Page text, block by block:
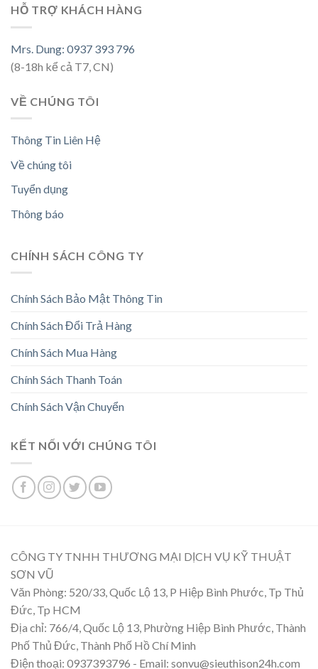
HỖ TRỢ KHÁCH HÀNG
Mrs. Dung: 0937 393 796
(8-18h kể cả T7, CN)
VỀ CHÚNG TÔI
Thông Tin Liên Hệ
Về chúng tôi
Tuyển dụng
Thông báo
CHÍNH SÁCH CÔNG TY
Chính Sách Bảo Mật Thông Tin
Chính Sách Đổi Trả Hàng
Chính Sách Mua Hàng
Chính Sách Thanh Toán
Chính Sách Vận Chuyển
KẾT NỐI VỚI CHÚNG TÔI
CÔNG TY TNHH THƯƠNG MẠI DỊCH VỤ KỸ THUẬT
SƠN VŨ
Văn Phòng: 520/33, Quốc Lộ 13, P Hiệp Bình Phước, Tp Thủ
Đức, Tp HCM
Địa chỉ: 766/4, Quốc Lộ 13, Phường Hiệp Bình Phước, Thành
Phố Thủ Đức, Thành Phố Hồ Chí Minh
Điện thoại: 0937393796 - Email: sonvu@sieuthison24h.com